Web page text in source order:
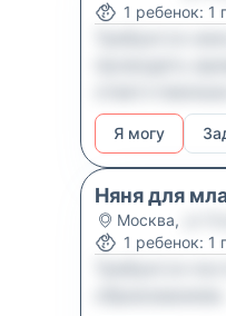
1 ребенок: 1
Я могу
Няня для
Москва,
1 ребенок: 1